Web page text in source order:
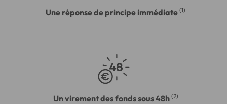
Une réponse de principe immédiate (1)
Un virement des fonds sous 48h (2)